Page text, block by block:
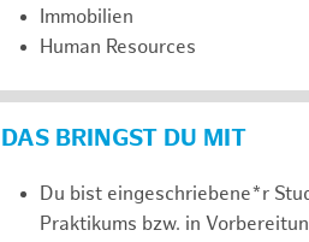
Immobilien
Human Resources
DAS BRINGST DU MIT
Du bist eingeschriebene*r
Praktikums bzw. in